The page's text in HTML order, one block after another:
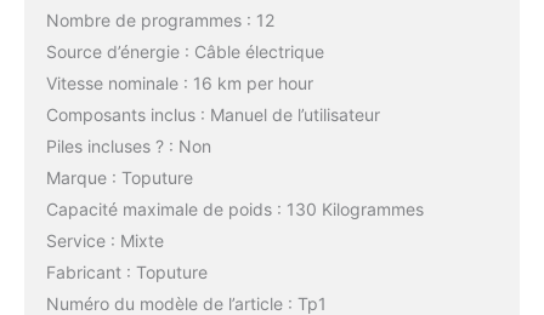
Nombre de programmes : 12
Source d’énergie : Câble électrique
Vitesse nominale : 16 km per hour
Composants inclus : Manuel de l’utilisateur
Piles incluses ? : Non
Marque : Toputure
Capacité maximale de poids : 130 Kilogrammes
Service : Mixte
Fabricant : Toputure
Numéro du modèle de l’article : Tp1